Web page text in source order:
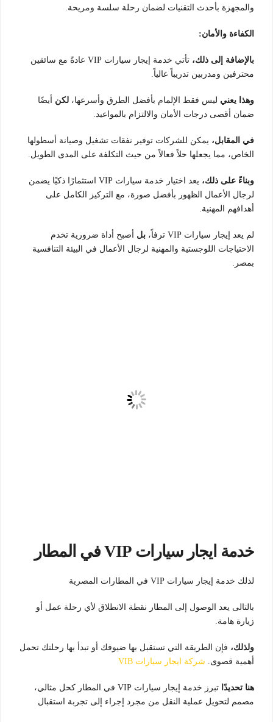
والمجهزة بأحدث التقنيات لضمان رحلة سلسة ومريحة.
الكفاءة والأمان:
بالإضافة إلى ذلك،
تأتي خدمة إيجار سيارات VIP عادةً مع سائقين
محترفين ومدربين تدريباً عالياً.
وهذا يعني ليس فقط الإلمام بأفضل الطرق وأسرعها، لكن أيضًا
ضمان أقصى درجات الأمان والالتزام بالمواعيد.
في المقابل، يمكن للشركات توفير نفقات تشغيل وصيانة أسطولها
الخاص، مما يجعلها حلاً فعالاً من حيث التكلفة على المدى الطويل.
وبناءً على ذلك،
يعد اختيار خدمة سيارات VIP استثمارًا ذكيًا يضمن
لرجال الأعمال الظهور بأفضل صورة، مع التركيز الكامل على
أهدافهم المهنية.
لم يعد إيجار سيارات VIP ترفاً، بل أصبح أداة ضرورية تخدم
الاحتياجات اللوجستية والمهنية لرجال الأعمال في البيئة التنافسية
بمصر.
خدمة ايجار سيارات VIP في المطار
لذلك خدمة إيجار سيارات VIP في المطارات المصرية
بالتالى يعد الوصول إلى المطار نقطة الانطلاق لأي رحلة عمل أو
زيارة هامة.
ولذلك، فإن الطريقة التي تستقبل بها ضيوفك أو تبدأ بها رحلتك تحمل
أهمية قصوى. شركة ايجار سيارات VIB
هنا تحديدًا
تبرز خدمة إيجار سيارات VIP في المطار كحل مثالي،
مصمم لتحويل عملية النقل من مجرد إجراء إلى تجربة استقبال